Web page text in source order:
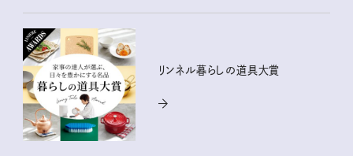
リンネル暮らしの道具大賞